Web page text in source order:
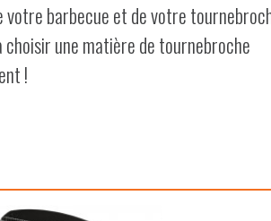
votre barbecue et de votre
une matière de tournebroche
!